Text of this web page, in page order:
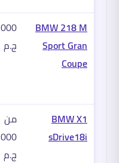
BMW 218 M
Sport Gran
Coupe
ج.م
BMW X1
sDrive18i
من
ج.م